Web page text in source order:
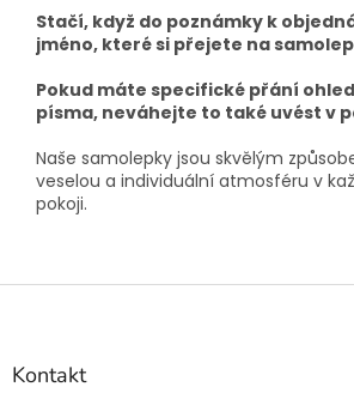
Stačí, když do poznámky k
jméno, které si přejete na
Pokud máte specifické přání
písma, neváhejte to také uvést v
Naše samolepky jsou skvělým
veselou a individuální atmosféru v
pokoji.
Z
Kontakt